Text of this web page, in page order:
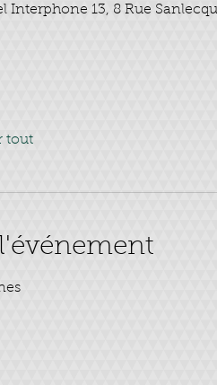
Interphone 13, 8 Rue
tout